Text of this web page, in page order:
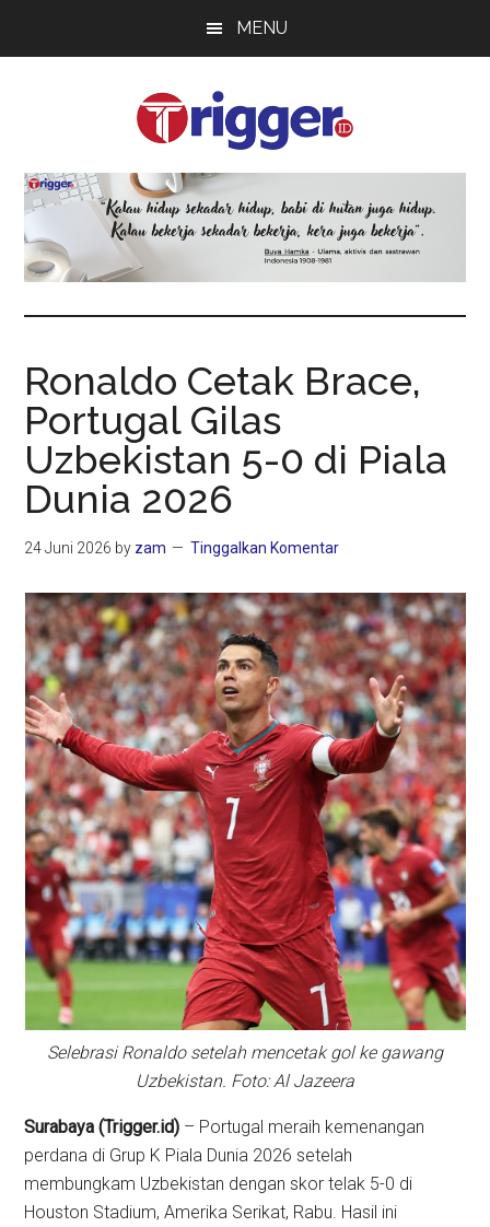
MENU
Trigger
Terkini
Ronaldo Cetak Brace,
Portugal Gilas
Uzbekistan 5-0 di Piala
Dunia 2026
24 Juni 2026 by zam Tinggalkan Komentar
Selebrasi Ronaldo setelah mencetak gol ke gawang
Uzbekistan. Foto: Al Jazeera
Surabaya (Trigger.id) – Portugal meraih kemenangan
perdana di Grup K Piala Dunia 2026 setelah
membungkam Uzbekistan dengan skor telak 5-0 di
Houston Stadium, Amerika Serikat, Rabu. Hasil ini